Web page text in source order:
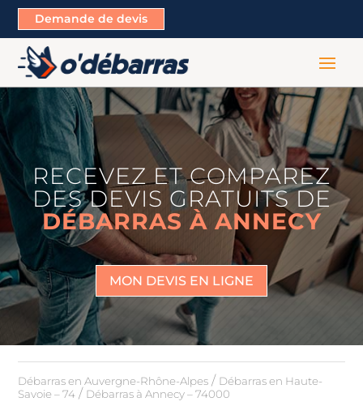
Demande de devis
RECEVEZ ET COMPAREZ
DES DEVIS GRATUITS DE
DÉBARRAS À ANNECY
MON DEVIS EN LIGNE
Débarras en Auvergne-Rhône-Alpes / Débarras en Haute-
Savoie – 74 / Débarras à Annecy – 74000